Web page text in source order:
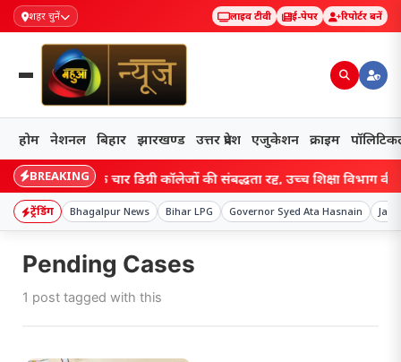
शहर चुनें लाइव टीवी ई-पेपर रिपोर्टर बनें
होम नेशनल बिहार झारखण्ड उत्तर प्रदेश एजुकेशन क्राइम
BREAKING
Bihar: बिहार के चार डिग्री कॉलेजों की संबद्धता रद्द, उच्च शिक्षा विभाग की
ट्रेंडिंग Bhagalpur News Bihar LPG Governor Syed Ata Hasnain Jay
Pending Cases
1 post tagged with this